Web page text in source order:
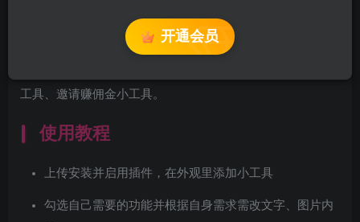
这是一款集成全网热门小工具的WordPress插件，仅在子比主
题测试。插件包含顶部显示最新注册和会员用户小工具、底
工具、邀请赚佣金小工具。
使用教程
上传安装并启用插件，在外观里添加小工具
勾选自己需要的功能并根据自身需求需改文字、图片内
开通会员